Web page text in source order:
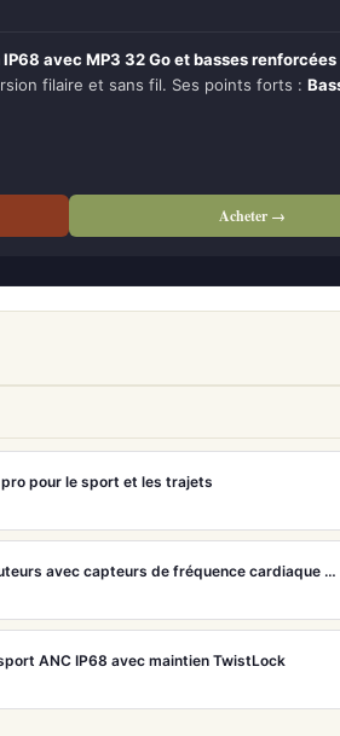
avec MP3 32 Go et basses renforcées
filaire et sans fil. Ses points forts :
Acheter →
pro pour le sport et les trajets
Sennheiser Momentum Sport – Écouteurs avec capteurs de fréquence cardiaque et température
ANC IP68 avec maintien TwistLock